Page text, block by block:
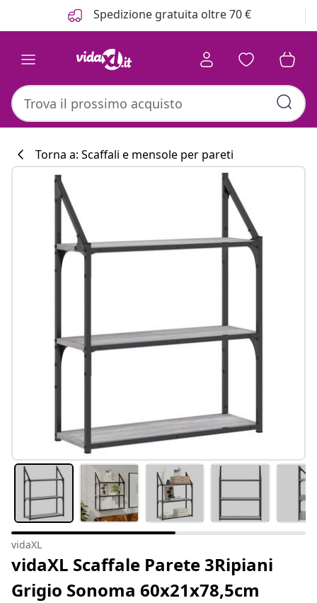
Spedizione gratuita oltre 70 €
Torna a: Scaffali e mensole per pareti
vidaXL
vidaXL Scaffale Parete 3Ripiani
Grigio Sonoma 60x21x78,5cm